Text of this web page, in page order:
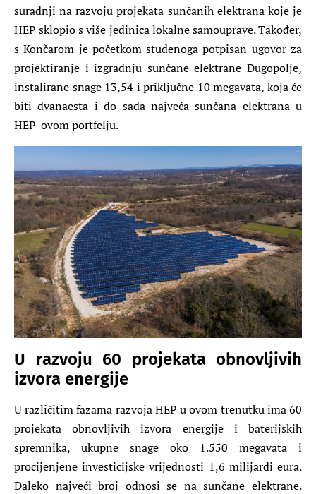
suradnji na razvoju projekata sunčanih elektrana koje je
HEP sklopio s više jedinica lokalne samouprave. Također,
s Končarom je početkom studenoga potpisan ugovor za
projektiranje i izgradnju sunčane elektrane Dugopolje,
instalirane snage 13,54 i priključne 10 megavata, koja će
biti dvanaesta i do sada najveća sunčana elektrana u
HEP-ovom portfelju.
U razvoju 60 projekata obnovljivih
izvora energije
U različitim fazama razvoja HEP u ovom trenutku ima 60
projekata obnovljivih izvora energije i baterijskih
spremnika, ukupne snage oko 1.550 megavata i
procijenjene investicijske vrijednosti 1,6 milijardi eura.
Daleko najveći broj odnosi se na sunčane elektrane.